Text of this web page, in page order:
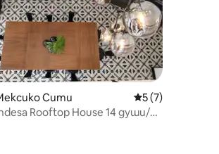
Сити Средна оценка:
5 (7)
Rooftop House 14 души/